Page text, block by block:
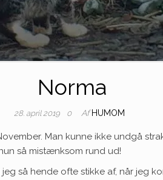
Norma
28. april 2019 0 Af HUMOM
Man kunne ikke undgå
så mistænksom rund ud!
så hende ofte stikke af, når jeg